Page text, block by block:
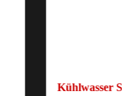
Kühlwasser